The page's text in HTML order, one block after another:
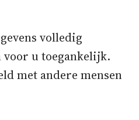
volledig
voor u toegankelijk.
met andere mensen